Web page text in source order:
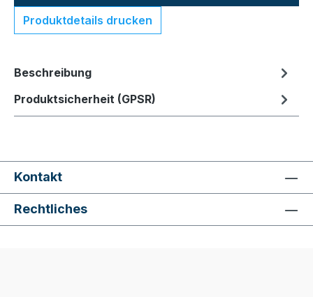
Produktdetails drucken
Beschreibung
Produktsicherheit (GPSR)
Kontakt
Rechtliches